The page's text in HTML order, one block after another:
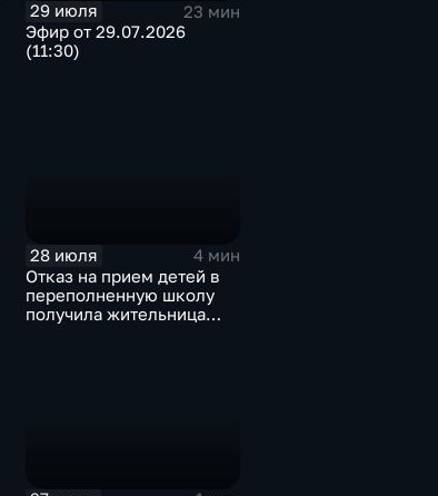
29 июля
23 мин
Эфир от 29.07.2026
(11:30)
28 июля
4 мин
Отказ на прием детей в
переполненную школу
получила жительница